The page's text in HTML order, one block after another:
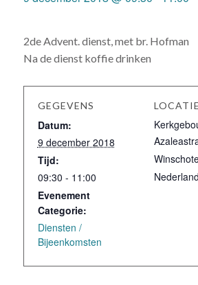
2de Advent. dienst, met br. Hofman
Na de dienst koffie drinken
GEGEVENS
Datum:
9 december 2018
Tijd:
09:30 - 11:00
Evenement
Categorie:
Diensten /
Bijeenkomsten
LOCATIE
Nederland